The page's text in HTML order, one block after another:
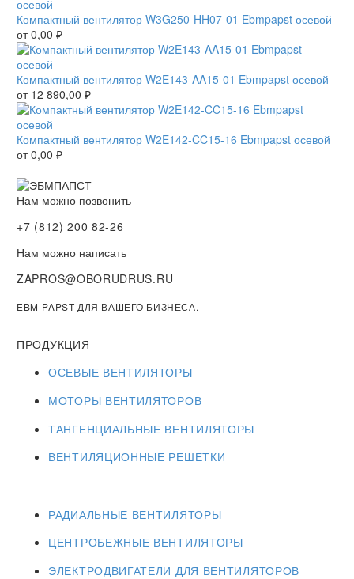
Компактный вентилятор W3G250-HH07-01 Ebmpapst осевой
от0,00 ₽
Компактный вентилятор W2E143-AA15-01 Ebmpapst осевой
от 12 890,00 ₽
Компактный вентилятор W2E142-CC15-16 Ebmpapst осевой
от0,00 ₽
Нам можно позвонить
+7 (812) 200 82-26
Нам можно написать
ZAPROS@OBORUDRUS.RU
EBM-PAPST ДЛЯ ВАШЕГО БИЗНЕСА.
ПРОДУКЦИЯ
ОСЕВЫЕ ВЕНТИЛЯТОРЫ
МОТОРЫ ВЕНТИЛЯТОРОВ
ТАНГЕНЦИАЛЬНЫЕ ВЕНТИЛЯТОРЫ
ВЕНТИЛЯЦИОННЫЕ РЕШЕТКИ
РАДИАЛЬНЫЕ ВЕНТИЛЯТОРЫ
ЦЕНТРОБЕЖНЫЕ ВЕНТИЛЯТОРЫ
ЭЛЕКТРОДВИГАТЕЛИ ДЛЯ ВЕНТИЛЯТОРОВ